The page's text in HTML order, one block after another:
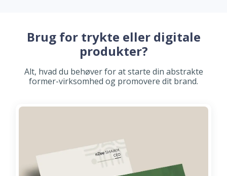
Brug for trykte eller digitale
produkter?
Alt, hvad du behøver for at starte din abstrakte
former-virksomhed og promovere dit brand.